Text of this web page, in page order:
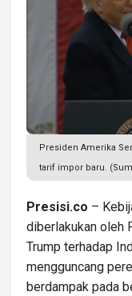
Presiden Amerika
tarif impor baru.
Presisi.co –
diberlakukan oleh
Trump terhadap
mengguncang
berdampak pada